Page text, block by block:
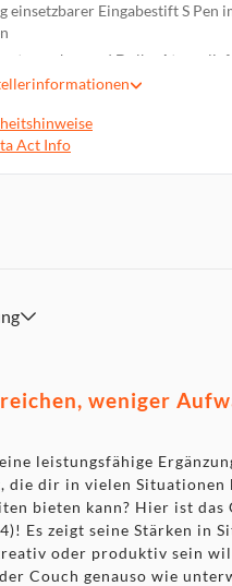
einsetzbarer Eingabestift S Pen
und Dolby Atmos
/ 10,4“ (volles Rechteck) TFT-
(WUXGA+))
(S5E8825) Prozessor (2 x 2,4
Kamera, 5 Megapixel
Act Info
weniger
leistungsfähige
die dir in vielen Situationen
bieten kann? Hier ist das
Es zeigt seine Stärken in
oder produktiv sein
Couch genauso wie